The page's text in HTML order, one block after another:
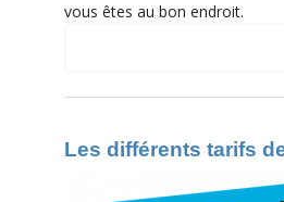
vous êtes au bon endroit.
Les différents tarifs